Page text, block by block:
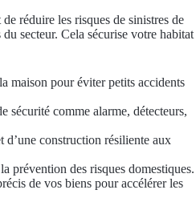
réduire les risques de sinistres de
secteur. Cela sécurise votre habitat
maison pour éviter petits accidents
sécurité comme alarme, détecteurs,
d’une construction résiliente aux
prévention des risques domestiques.
de vos biens pour accélérer les